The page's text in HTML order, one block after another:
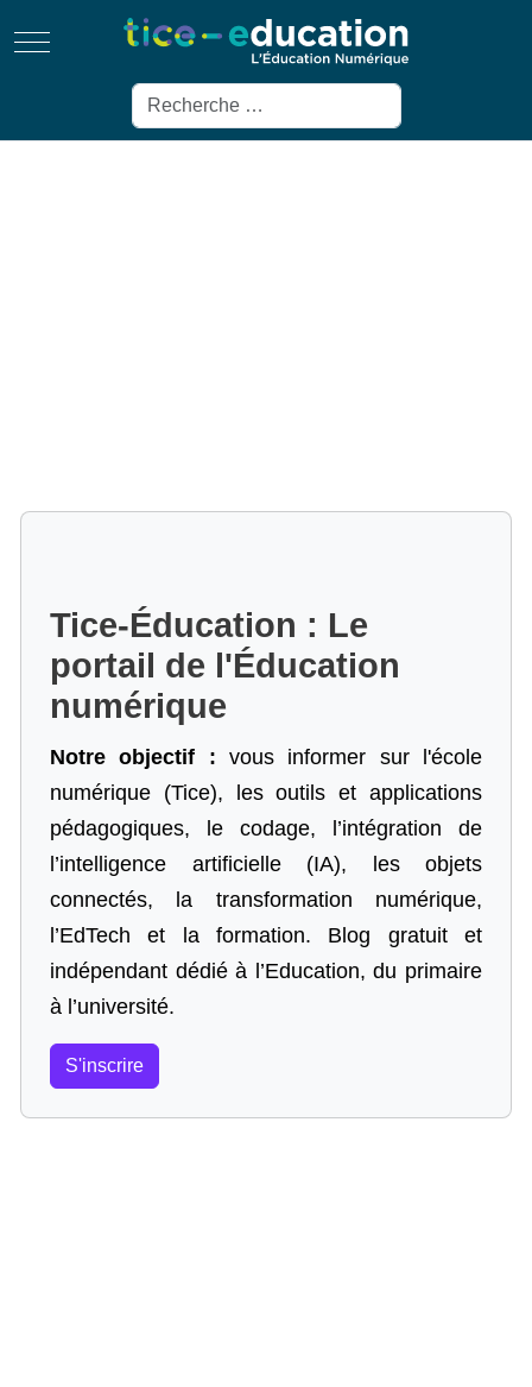
Mobile Menu Toggle
Rechercher
Tice-Éducation : Le
portail de l'Éducation
numérique
Notre objectif : vous informer sur l'école
numérique (Tice), les outils et applications
pédagogiques, le codage,
l’intégration de
l’intelligence artificielle (IA), les objets
connectés, la transformation numérique,
l’EdTech et la formation. Blog gratuit et
indépendant dédié à l’Education, du primaire
à l’université.
S'inscrire